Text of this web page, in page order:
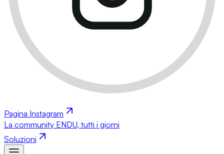
Pagina Instagram
La community ENDU, tutti i giorni
Soluzioni